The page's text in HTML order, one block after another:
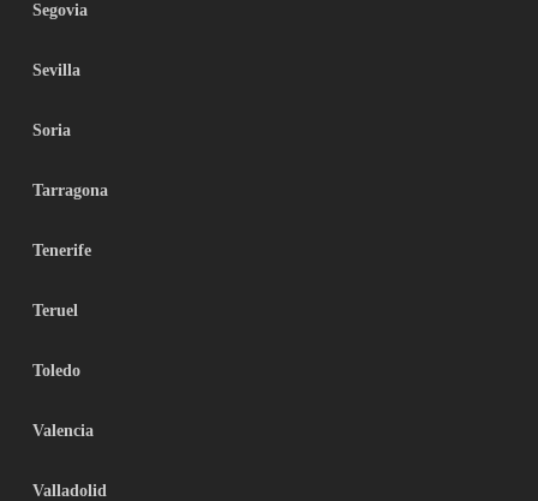
Segovia
Sevilla
Soria
Tarragona
Tenerife
Teruel
Toledo
Valencia
Valladolid